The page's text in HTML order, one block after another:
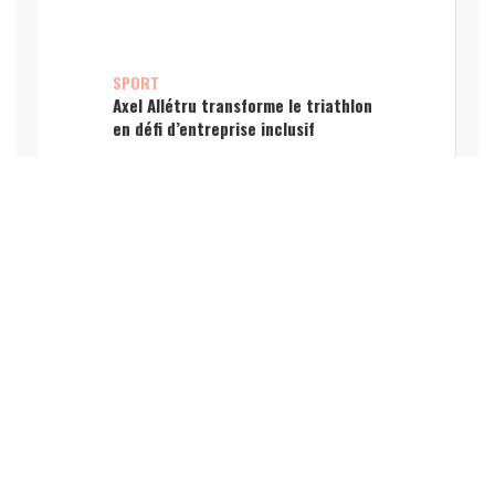
SPORT
Axel Allétru transforme le triathlon
en défi d’entreprise inclusif